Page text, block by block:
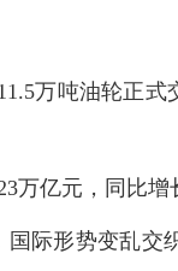
万吨油轮正
万亿元，同比
际形势变乱